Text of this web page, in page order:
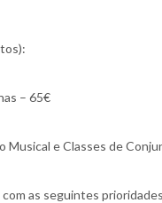
– 65€
Musical e Classes de
as seguintes